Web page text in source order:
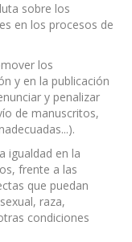
sobre los
en los procesos de
los
y en la publicación
y penalizar
de manuscritos,
en la
frente a las
que puedan
raza,
condiciones